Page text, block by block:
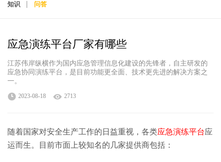
知识 问答
应急演练平台厂家有哪些
江苏伟岸纵横作为国内应急管理信息化建设的先锋者，自主研发的
应急协同演练平台，是目前功能更全面、技术更先进的解决方案之
一。
2023-08-18 2713
随着国家对安全生产工作的日益重视，各类应急演练平台应
运而生。目前市面上较知名的几家提供商包括：